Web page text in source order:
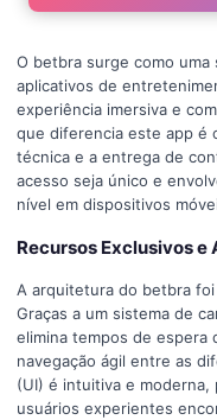
O betbra surge como uma
aplicativos de
experiência imersiva e
que diferencia este app é
técnica e a entrega de
acesso seja único e
nível em dispositivos
Recursos Exclusivos
A arquitetura do betbra
Graças a um sistema de
elimina tempos de espera
navegação ágil entre as
(UI) é intuitiva e
usuários experientes